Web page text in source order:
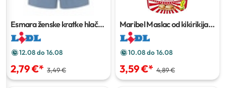
Esmara ženske kratke hlače
Komad
12.08 do 16.08
2,79 €* 3,49 €
Maribel Maslac od kikirikija1
kg
10.08 do 16.08
3,59 €* 4,89 €